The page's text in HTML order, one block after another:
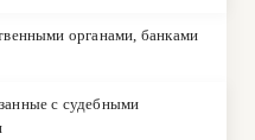
органами, банками
с судебными